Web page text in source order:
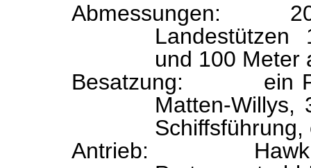
Abmessungen:
und 100 Meter
Besatzung:
ein
Matten-Willys,
Antrieb: